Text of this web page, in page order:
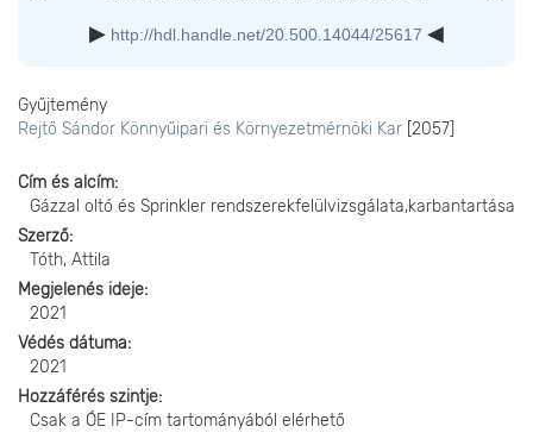
http://hdl.handle.net/20.500.14044/25617
Gyűjtemény
Rejtő Sándor Könnyűipari és Környezetmérnöki Kar [2057]
Cím és alcím
Gázzal oltó és Sprinkler rendszerekfelülvizsgálata,karbantartása
Szerző
Tóth, Attila
Megjelenés ideje
2021
Védés dátuma
2021
Hozzáférés szintje
Csak a ÓE IP-cím tartományából elérhető